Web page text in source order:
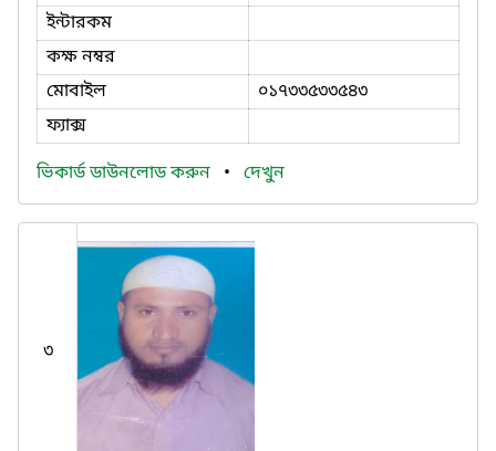
ইন্টারকম
কক্ষ নম্বর
মোবাইল
০১৭৩৩৫৩৩৫৪৩
ফ্যাক্স
ভিকার্ড ডাউনলোড করুন • দেখুন
৩